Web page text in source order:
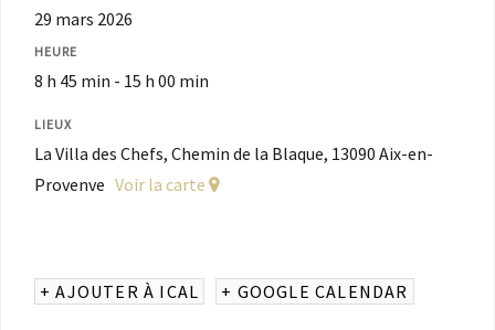
29 mars 2026
HEURE
8 h 45 min - 15 h 00 min
LIEUX
La Villa des Chefs, Chemin de la Blaque, 13090 Aix-en-
Provenve Voir la carte
+ AJOUTER À ICAL + GOOGLE CALENDAR